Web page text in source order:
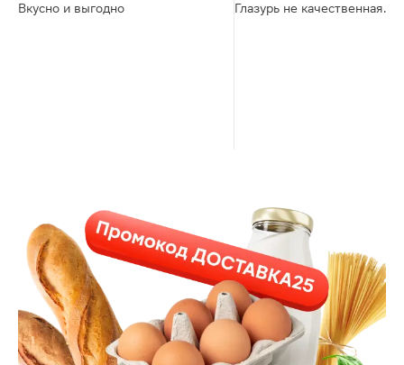
Вкусно и выгодно
Глазурь не качественная.